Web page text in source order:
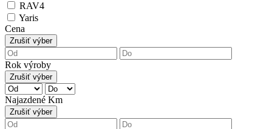
RAV4
Yaris
Cena
Zrušiť výber
Rok výroby
Zrušiť výber
Najazdené Km
Zrušiť výber